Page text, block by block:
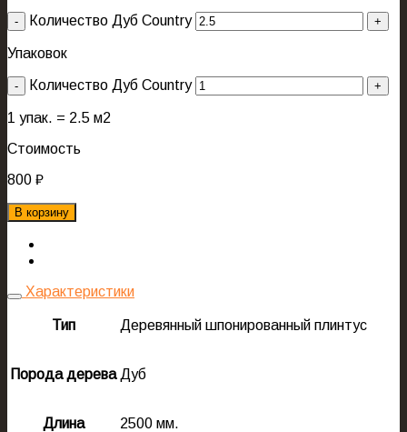
Количество Дуб Country
Упаковок
Количество Дуб Country
1 упак. = 2.5 м2
Стоимость
800 ₽
В корзину
Характеристики
Тип Деревянный шпонированный плинтус
Порода дерева Дуб
Длина 2500 мм.